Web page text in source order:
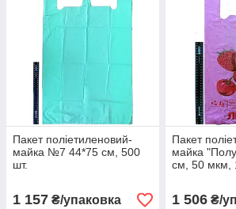
Пакет поліетиленовий-
майка №7 44*75 см, 500
шт.
1 157 ₴/упаковка
Пакет
майка
см, 50 мкм,
1 506₴/